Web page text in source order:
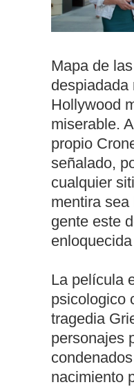
Mapa de
despiadada
Hollywood
miserable.
propio
señalado,
cualquier
mentira
gente este
La película
psicologico
tragedia
personajes
nacimiento